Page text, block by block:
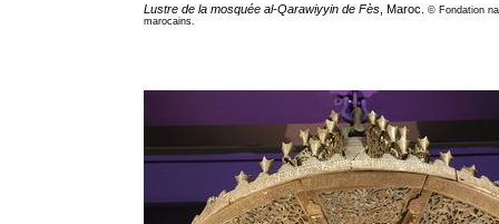
Lustre de la mosquée al-Qarawiyyin de Fès , Maroc. © Fondation
marocains.